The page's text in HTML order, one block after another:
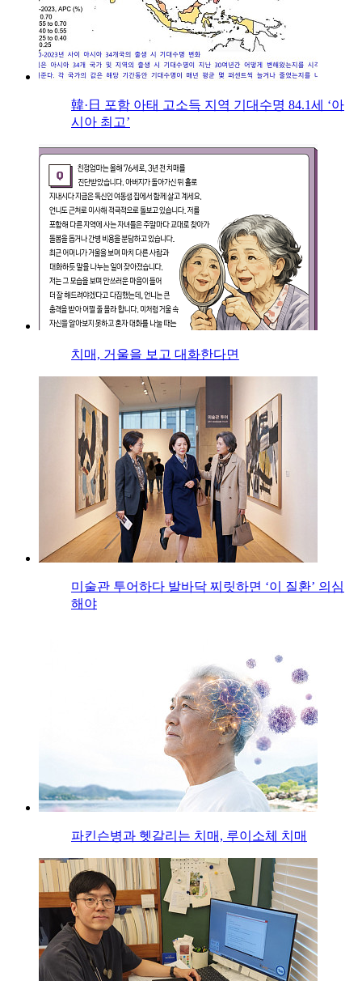
韓·日 포함 아태 고소득 지역 기대수명 84.1세 ‘아
시아 최고’
치매, 거울을 보고 대화한다면
미술관 투어하다 발바닥 찌릿하면 ‘이 질환’ 의심
해야
파킨슨병과 헷갈리는 치매, 루이소체 치매